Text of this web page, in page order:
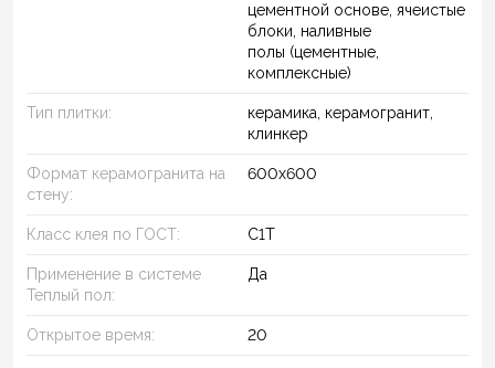
цементной основе, ячеистые
блоки, наливные
полы (цементные,
комплексные)
Тип плитки:
керамика, керамогранит,
клинкер
Формат керамогранита на
стену:
600х600
Класс клея по ГОСТ: С1Т
Применение в системе
Теплый пол:
Да
Открытое время: 20